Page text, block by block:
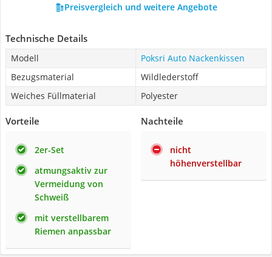
Preisvergleich und weitere Angebote
Technische Details
Modell
Poksri Auto Nackenkissen
Bezugsmaterial
Wildlederstoff
Weiches Füllmaterial
Polyester
Vorteile
2er-Set
atmungsaktiv zur
Vermeidung von
Schweiß
mit verstellbarem
Riemen anpassbar
Nachteile
nicht
höhenverstellbar